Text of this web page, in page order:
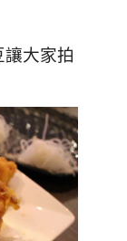
大家拍